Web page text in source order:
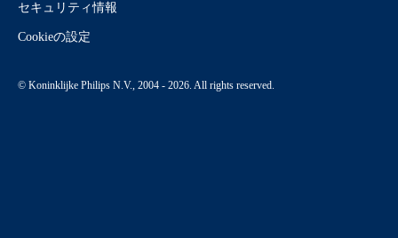
セキュリティ情報
Cookieの設定
© Koninklijke Philips N.V., 2004 - 2026. All rights reserved.